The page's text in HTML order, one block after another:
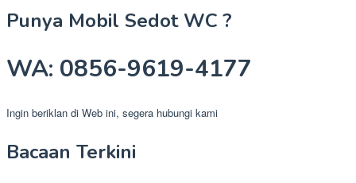
Punya Mobil Sedot WC ?
WA: 0856-9619-4177
Ingin beriklan di Web ini, segera hubungi kami
Bacaan Terkini